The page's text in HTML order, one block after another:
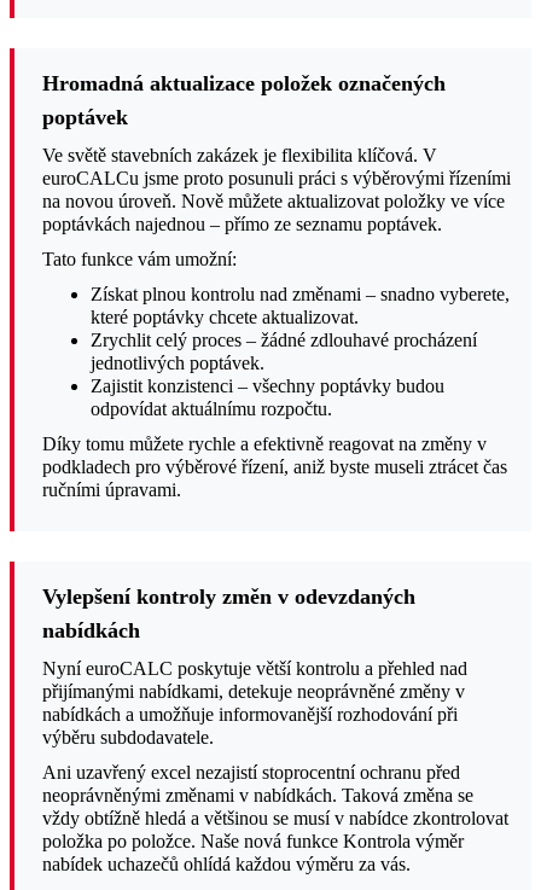
Hromadná aktualizace položek označených
poptávek
Ve světě stavebních zakázek je flexibilita klíčová. V
euroCALCu jsme proto posunuli práci s výběrovými řízeními
na novou úroveň. Nově můžete aktualizovat položky ve více
poptávkách najednou – přímo ze seznamu poptávek.
Tato funkce vám umožní:
Získat plnou kontrolu nad změnami – snadno vyberete,
které poptávky chcete aktualizovat.
Zrychlit celý proces – žádné zdlouhavé procházení
jednotlivých poptávek.
Zajistit konzistenci – všechny poptávky budou
odpovídat aktuálnímu rozpočtu.
Díky tomu můžete rychle a efektivně reagovat na změny v
podkladech pro výběrové řízení, aniž byste museli ztrácet čas
ručními úpravami.
Vylepšení kontroly změn v odevzdaných
nabídkách
Nyní euroCALC poskytuje větší kontrolu a přehled nad
přijímanými nabídkami, detekuje neoprávněné změny v
nabídkách a umožňuje informovanější rozhodování při
výběru subdodavatele.
Ani uzavřený excel nezajistí stoprocentní ochranu před
neoprávněnými změnami v nabídkách. Taková změna se
vždy obtížně hledá a většinou se musí v nabídce zkontrolovat
položka po položce. Naše nová funkce Kontrola výměr
nabídek uchazečů ohlídá každou výměru za vás.